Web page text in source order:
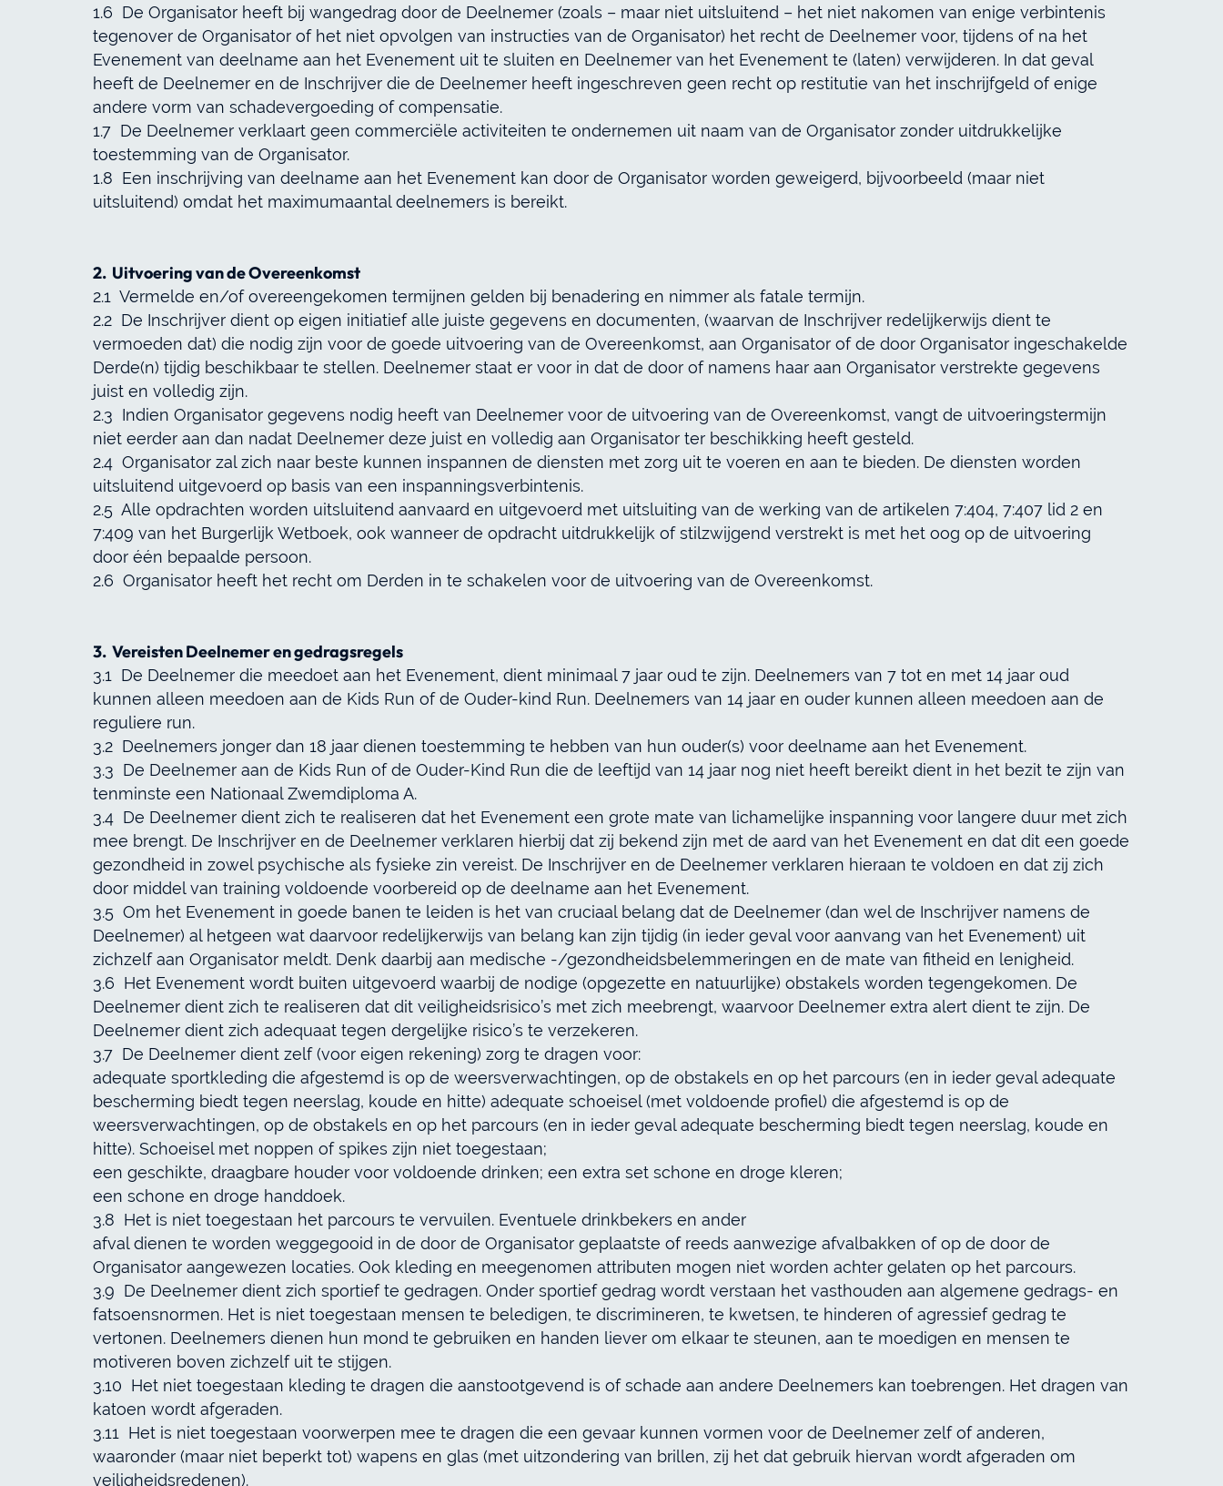
1.6 De Organisator heeft bij wangedrag door de Deelnemer (zoals – maar niet uitsluitend – het niet nakomen van enige verbintenis
tegenover de Organisator of het niet opvolgen van instructies van de Organisator) het recht de Deelnemer voor, tijdens of na het
Evenement van deelname aan het Evenement uit te sluiten en Deelnemer van het Evenement te (laten) verwijderen. In dat geval
heeft de Deelnemer en de Inschrijver die de Deelnemer heeft ingeschreven geen recht op restitutie van het inschrijfgeld of enige
andere vorm van schadevergoeding of compensatie.
1.7 De Deelnemer verklaart geen commerciële activiteiten te ondernemen uit naam van de Organisator zonder uitdrukkelijke
toestemming van de Organisator.
1.8 Een inschrijving van deelname aan het Evenement kan door de Organisator worden geweigerd, bijvoorbeeld (maar niet
uitsluitend) omdat het maximumaantal deelnemers is bereikt.
2. Uitvoering van de Overeenkomst
2.1 Vermelde en/of overeengekomen termijnen gelden bij benadering en nimmer als fatale termijn.
2.2 De Inschrijver dient op eigen initiatief alle juiste gegevens en documenten, (waarvan de Inschrijver redelijkerwijs dient te
vermoeden dat) die nodig zijn voor de goede uitvoering van de Overeenkomst, aan Organisator of de door Organisator ingeschakelde
Derde(n) tijdig beschikbaar te stellen. Deelnemer staat er voor in dat de door of namens haar aan Organisator verstrekte gegevens
juist en volledig zijn.
2.3 Indien Organisator gegevens nodig heeft van Deelnemer voor de uitvoering van de Overeenkomst, vangt de uitvoeringstermijn
niet eerder aan dan nadat Deelnemer deze juist en volledig aan Organisator ter beschikking heeft gesteld.
2.4 Organisator zal zich naar beste kunnen inspannen de diensten met zorg uit te voeren en aan te bieden. De diensten worden
uitsluitend uitgevoerd op basis van een inspanningsverbintenis.
2.5 Alle opdrachten worden uitsluitend aanvaard en uitgevoerd met uitsluiting van de werking van de artikelen 7:404, 7:407 lid 2 en
7:409 van het Burgerlijk Wetboek, ook wanneer de opdracht uitdrukkelijk of stilzwijgend verstrekt is met het oog op de uitvoering
door één bepaalde persoon.
2.6 Organisator heeft het recht om Derden in te schakelen voor de uitvoering van de Overeenkomst.
3. Vereisten Deelnemer en gedragsregels
3.1 De Deelnemer die meedoet aan het Evenement, dient minimaal 7 jaar oud te zijn. Deelnemers van 7 tot en met 14 jaar oud
kunnen alleen meedoen aan de Kids Run of de Ouder-kind Run. Deelnemers van 14 jaar en ouder kunnen alleen meedoen aan de
reguliere run.
3.2 Deelnemers jonger dan 18 jaar dienen toestemming te hebben van hun ouder(s) voor deelname aan het Evenement.
3.3 De Deelnemer aan de Kids Run of de Ouder-Kind Run die de leeftijd van 14 jaar nog niet heeft bereikt dient in het bezit te zijn van
tenminste een Nationaal Zwemdiploma A.
3.4 De Deelnemer dient zich te realiseren dat het Evenement een grote mate van lichamelijke inspanning voor langere duur met zich
mee brengt. De Inschrijver en de Deelnemer verklaren hierbij dat zij bekend zijn met de aard van het Evenement en dat dit een goede
gezondheid in zowel psychische als fysieke zin vereist. De Inschrijver en de Deelnemer verklaren hieraan te voldoen en dat zij zich
door middel van training voldoende voorbereid op de deelname aan het Evenement.
3.5 Om het Evenement in goede banen te leiden is het van cruciaal belang dat de Deelnemer (dan wel de Inschrijver namens de
Deelnemer) al hetgeen wat daarvoor redelijkerwijs van belang kan zijn tijdig (in ieder geval voor aanvang van het Evenement) uit
zichzelf aan Organisator meldt. Denk daarbij aan medische -/gezondheidsbelemmeringen en de mate van fitheid en lenigheid.
3.6 Het Evenement wordt buiten uitgevoerd waarbij de nodige (opgezette en natuurlijke) obstakels worden tegengekomen. De
Deelnemer dient zich te realiseren dat dit veiligheidsrisico’s met zich meebrengt, waarvoor Deelnemer extra alert dient te zijn. De
Deelnemer dient zich adequaat tegen dergelijke risico’s te verzekeren.
3.7 De Deelnemer dient zelf (voor eigen rekening) zorg te dragen voor:
adequate sportkleding die afgestemd is op de weersverwachtingen, op de obstakels en op het parcours (en in ieder geval adequate
bescherming biedt tegen neerslag, koude en hitte) adequate schoeisel (met voldoende profiel) die afgestemd is op de
weersverwachtingen, op de obstakels en op het parcours (en in ieder geval adequate bescherming biedt tegen neerslag, koude en
hitte). Schoeisel met noppen of spikes zijn niet toegestaan;
een geschikte, draagbare houder voor voldoende drinken; een extra set schone en droge kleren;
een schone en droge handdoek.
3.8 Het is niet toegestaan het parcours te vervuilen. Eventuele drinkbekers en ander
afval dienen te worden weggegooid in de door de Organisator geplaatste of reeds aanwezige afvalbakken of op de door de
Organisator aangewezen locaties. Ook kleding en meegenomen attributen mogen niet worden achter gelaten op het parcours.
3.9 De Deelnemer dient zich sportief te gedragen. Onder sportief gedrag wordt verstaan het vasthouden aan algemene gedrags- en
fatsoensnormen. Het is niet toegestaan mensen te beledigen, te discrimineren, te kwetsen, te hinderen of agressief gedrag te
vertonen. Deelnemers dienen hun mond te gebruiken en handen liever om elkaar te steunen, aan te moedigen en mensen te
motiveren boven zichzelf uit te stijgen.
3.10 Het niet toegestaan kleding te dragen die aanstootgevend is of schade aan andere Deelnemers kan toebrengen. Het dragen van
katoen wordt afgeraden.
3.11 Het is niet toegestaan voorwerpen mee te dragen die een gevaar kunnen vormen voor de Deelnemer zelf of anderen,
waaronder (maar niet beperkt tot) wapens en glas (met uitzondering van brillen, zij het dat gebruik hiervan wordt afgeraden om
veiligheidsredenen).